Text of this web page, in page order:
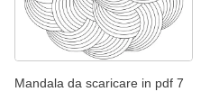
Mandala da scaricare in pdf 7